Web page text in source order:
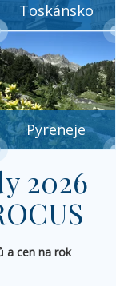
Toskánsko
Pyreneje
2026
a cen na rok